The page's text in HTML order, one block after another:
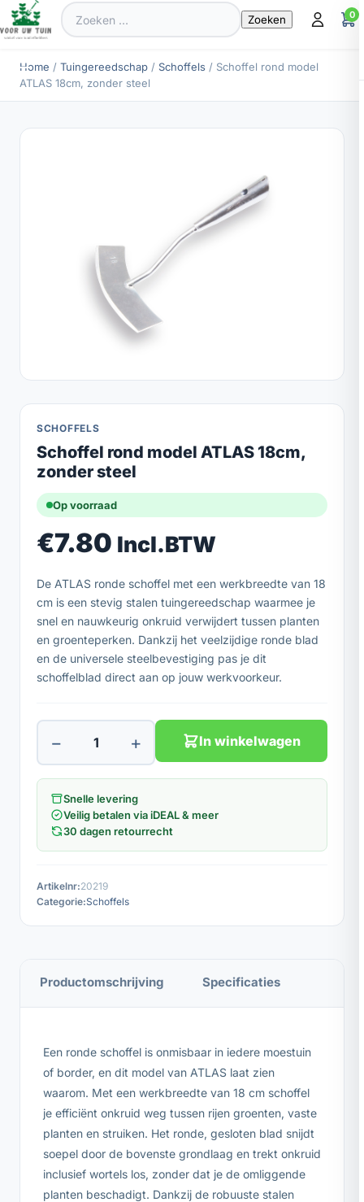
Zoeken
naar:
0
Home / Tuingereedschap / Schoffels / Schoffel rond model
ATLAS 18cm, zonder steel
SCHOFFELS
Schoffel rond model ATLAS 18cm,
zonder steel
Op voorraad
€7.80 Incl.BTW
De ATLAS ronde schoffel met een werkbreedte van 18
cm is een stevig stalen tuingereedschap waarmee je
snel en nauwkeurig onkruid verwijdert tussen planten
en groenteperken. Dankzij het veelzijdige ronde blad
en de universele steelbevestiging pas je dit
schoffelblad direct aan op jouw werkvoorkeur.
− + In winkelwagen
Snelle levering
Veilig betalen via iDEAL & meer
30 dagen retourrecht
Artikelnr:20219
Categorie:Schoffels
Productomschrijving Specificaties
Een ronde schoffel is onmisbaar in iedere moestuin
of border, en dit model van ATLAS laat zien
waarom. Met een werkbreedte van 18 cm schoffel
je efficiënt onkruid weg tussen rijen groenten, vaste
planten en struiken. Het ronde, gesloten blad snijdt
soepel door de bovenste grondlaag en trekt onkruid
inclusief wortels los, zonder dat je de omliggende
planten beschadigt. Dankzij de robuuste stalen